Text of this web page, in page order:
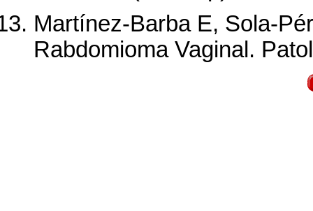
Martínez-Barba E, Sola-
Rabdomioma Vaginal.